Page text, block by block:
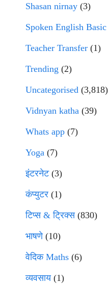
Shasan nirnay (3)
Spoken English
Teacher Transfer (1)
Trending (2)
Uncategorised (3,818)
Vidnyan katha (39)
Whats app (7)
Yoga (7)
इंटरनेट(3)
कंप्युटर (1)
टिप्स & ट्रिक्स(830)
भाषणे(10)
वेदिक Maths (6)
व्यवसाय(1)